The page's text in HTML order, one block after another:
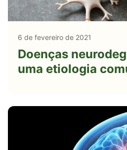
6 de fevereiro de 2021
Doenças
uma etiologia